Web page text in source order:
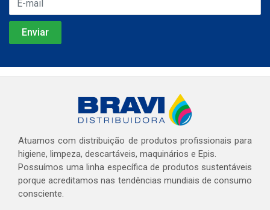
Atuamos com distribuição de produtos profissionais para
higiene, limpeza, descartáveis, maquinários e Epis.
Possuímos uma linha específica de produtos sustentáveis
porque acreditamos nas tendências mundiais de consumo
consciente.